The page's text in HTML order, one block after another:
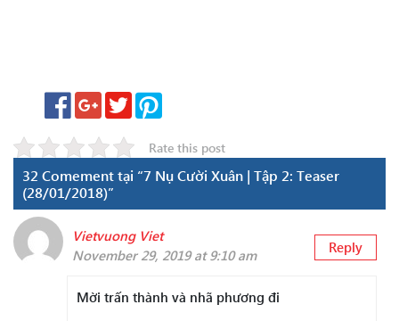
Rate this post
32 Comement tại “7 Nụ Cười Xuân | Tập 2: Teaser
(28/01/2018)”
Vietvuong Viet
November 29, 2019 at 9:10 am
Reply
Mời trấn thành và nhã phương đi